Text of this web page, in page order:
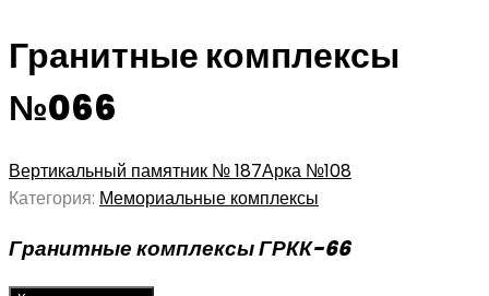
Гранитные комплексы
№066
Вертикальный памятник № 187Арка №108
Категория: Мемориальные комплексы
Гранитные комплексы ГРКК-66